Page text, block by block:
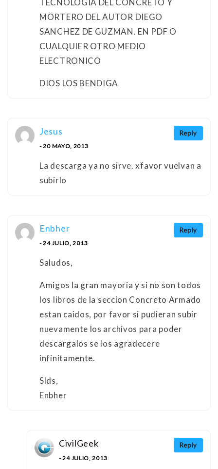
TECNOLOGÍA DEL CONCRETO Y
MORTERO DEL AUTOR DIEGO
SANCHEZ DE GUZMAN. EN PDF O
CUALQUIER OTRO MEDIO
ELECTRONICO
DIOS LOS BENDIGA
Reply
Jesus
- 20 MAYO, 2013
La descarga ya no sirve. xfavor vuelvan a
subirlo
Reply
Enbher
- 24 JULIO, 2013
Saludos,
Amigos la gran mayoria y si no son todos
los libros de la seccion Concreto Armado
estan caidos, por favor si pudieran subir
nuevamente los archivos para poder
descargalos se los agradecere
infinitamente.
Slds,
Enbher
Reply
CivilGeek
- 24 JULIO, 2013